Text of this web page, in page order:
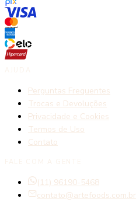
Perguntas Frequentes
Trocas e Devoluções
Privacidade e Cookies
Termos de Uso
Contato
(11) 96190-5468
contato@artefoods.com.br